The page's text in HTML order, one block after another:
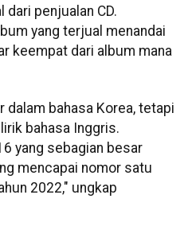
penjualan CD.
yang terjual menandai
keempat dari album mana
bahasa Korea, tetapi
bahasa Inggris.
yang sebagian besar
mencapai nomor satu
2022," ungkap